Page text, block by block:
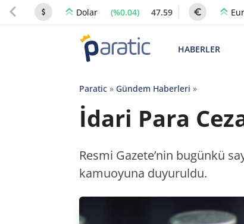
Dolar (%0.04) 47.59
HABERLER
Paratic» Gündem Haberleri »
İdari Para
Resmi Gazete’nin bugünkü
kamuoyuna duyuruldu.